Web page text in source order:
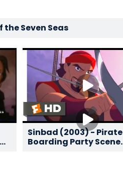
Seven Seas
Sinbad (2003) - Pirate
Boarding Party Scene